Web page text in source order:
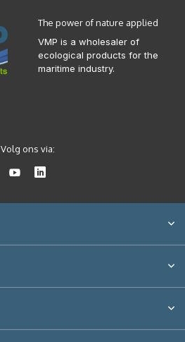
The power of nature applied
VMP is a wholesaler of
ecological products for the
maritime industry.
Volg ons via: